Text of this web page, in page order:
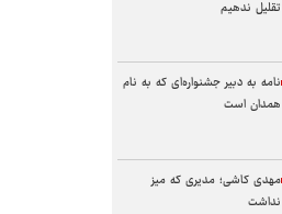
تقلیل ندهیم
نامه به دبیر جشنواره‌ای که به نام
همدان است
مهدی کاشی؛ مدیری که میز
نداشت